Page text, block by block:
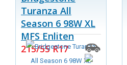
Turanza All
Season 6 98W XL
MFS Enliten
215/55 R17